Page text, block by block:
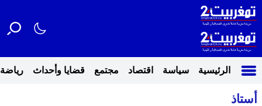
الرئيسية سياسة اقتصاد مجتمع قضايا وأحداث رياضة
أستاذ